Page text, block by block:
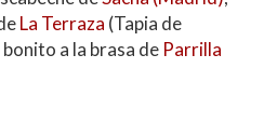
La Terraza (Tapia de
a la brasa de Parrilla